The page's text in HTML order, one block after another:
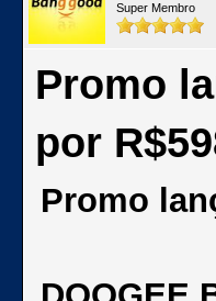
Super Membro
Promo
por
Promo